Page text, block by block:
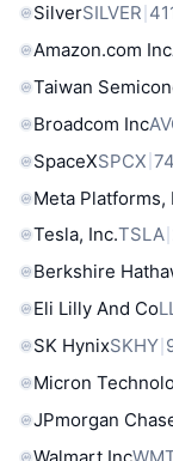
SilverSILVER
Amazon.com Inc
Taiwan
Broadcom Inc
SpaceXSPCX
Meta Platforms,
Tesla, Inc.TSLA
Berkshire
Eli Lilly And Co
SK HynixSKHY
Micron
JPmorgan